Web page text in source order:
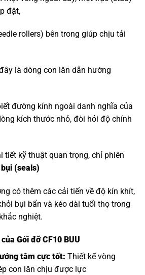
đặt,
rollers) bên trong giúp chịu tải
là dòng con lăn dẫn hướng
đường kính ngoài danh nghĩa của
kích thước nhỏ, đòi hỏi độ chính
tiết kỹ thuật quan trọng, chỉ phiên
(seals)
có thêm các cải tiến về độ kín khít,
bụi bẩn và kéo dài tuổi thọ trong
nghiệt.
Gối đỡ CF10 BUU
tâm cực tốt: Thiết kế vòng
con lăn chịu được lực